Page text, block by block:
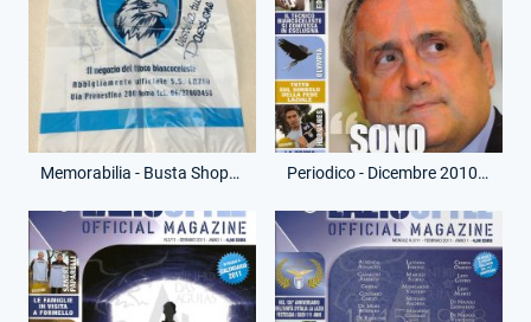
Memorabilia - Busta Shopper Grande - Negozio Laziomania Periodico - Dicembre 2010 - Lazio Style Magazine - Primo Numero